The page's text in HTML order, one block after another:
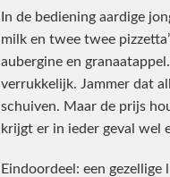
In de bediening aardige
milk en twee twee
aubergine en
verrukkelijk. Jammer dat
schuiven. Maar de prijs
krijgt er in ieder geval wel
Eindoordeel: een gezellige